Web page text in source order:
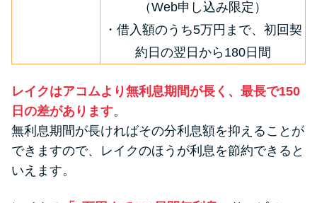
（Web申し込み限定）
・借入額のうち5万円まで、初回契
約日の翌日から180日間
レイクはアコムより無利息期間が長く、最長で150
日の差があります。
無利息期間が長ければその分利息額を抑えることが
できますので、レイクのほうが利息を節約できると
いえます。